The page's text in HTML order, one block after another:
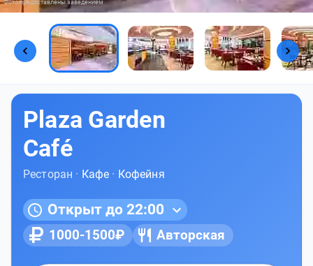
Фото предоставлены заведением
Plaza Garden
Café
Ресторан · Кафе · Кофейня
Открыт до 22:00
1000-1500₽ Авторская